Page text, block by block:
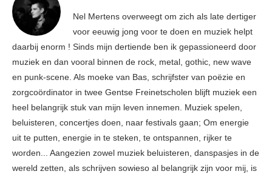
Nel Mertens overweegt om zich als late dertiger
voor eeuwig jong voor te doen en muziek helpt
daarbij enorm ! Sinds mijn dertiende ben ik gepassioneerd door
muziek en dan vooral binnen de rock, metal, gothic, new wave
en punk-scene. Als moeke van Bas, schrijfster van poëzie en
zorgcoördinator in twee Gentse Freinetscholen blijft muziek een
heel belangrijk stuk van mijn leven innemen. Muziek spelen,
beluisteren, concertjes doen, naar festivals gaan; Om energie
uit te putten, energie in te steken, te ontspannen, rijker te
worden... Aangezien zowel muziek beluisteren, danspasjes in de
wereld zetten, als schrijven sowieso al belangrijk zijn voor mij, is